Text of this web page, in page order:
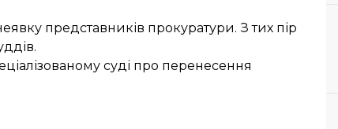
представників прокуратури. З тих пір
суді про перенесення